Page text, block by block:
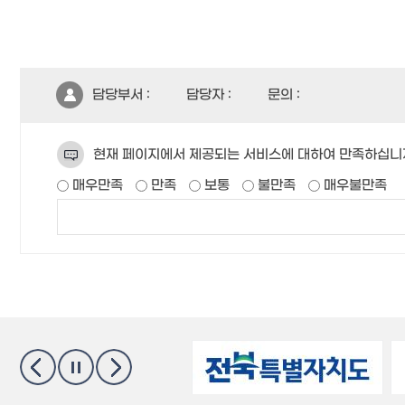
담당부서 : 담당자 : 문의 :
현재 페이지에서 제공되는 서비스에 대하여 만족하십
매우만족
만족 보통 불만족 매우불만족